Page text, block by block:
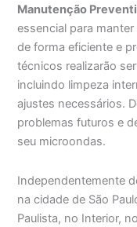
Manutenção
essencial para
de forma eficiente e
técnicos realizarão
incluindo limpeza
ajustes necessários.
problemas futuros e
seu microondas.
Independentemente
na cidade de São
Paulista, no Interior,